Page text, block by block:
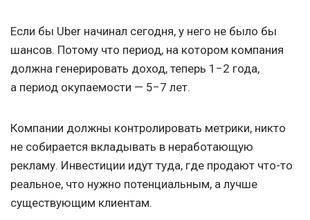
Если бы Uber начинал сегодня, у него не было бы
шансов. Потому что период, на котором компания
должна генерировать доход, теперь 1−2 года,
а период окупаемости — 5−7 лет.
Компании должны контролировать метрики, никто
не собирается вкладывать в неработающую
рекламу. Инвестиции идут туда, где продают что-то
реальное, что нужно потенциальным, а лучше
существующим клиентам.